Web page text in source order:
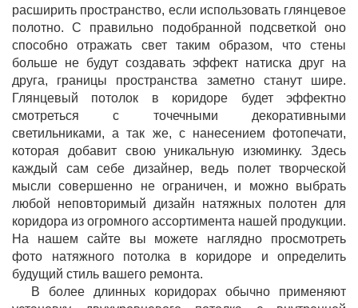
расширить пространство, если использовать глянцевое
полотно. С правильно подобранной подсветкой оно
способно отражать свет таким образом, что стены
больше не будут создавать эффект натиска друг на
друга, границы пространства заметно станут шире.
Глянцевый потолок в коридоре будет эффектно
смотреться с точечными декоративными
светильниками, а так же, с нанесением фотопечати,
которая добавит свою уникальную изюминку. Здесь
каждый сам себе дизайнер, ведь полет творческой
мысли совершенно не ограничен, и можно выбрать
любой неповторимый дизайн натяжных полотен для
коридора из огромного ассортимента нашей продукции.
На нашем сайте вы можете наглядно просмотреть
фото натяжного потолка в коридоре и определить
будущий стиль вашего ремонта.
В более длинных коридорах обычно применяют